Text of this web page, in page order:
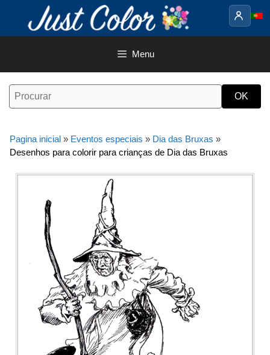
o
Menu
Pagina inicial » Eventos especiais » Dia das Bruxas »
Desenhos para colorir para crianças de Dia das Bruxas